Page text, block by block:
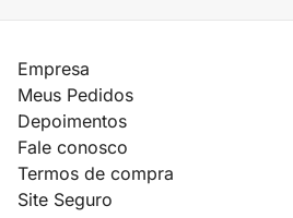
Empresa
Meus Pedidos
Depoimentos
Fale conosco
Termos de compra
Site Seguro